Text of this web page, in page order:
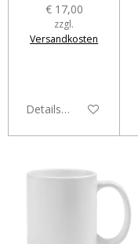
€ 17,00
zzgl.
Versandkosten
Details anzeigen